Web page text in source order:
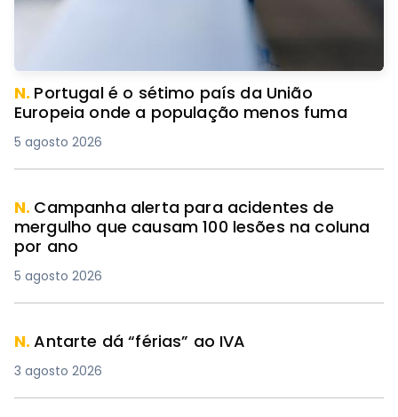
N. Portugal é o sétimo país da União
Europeia onde a população menos fuma
5 agosto 2026
N. Campanha alerta para acidentes de
mergulho que causam 100 lesões na coluna
por ano
5 agosto 2026
N.Antarte dá “férias” ao IVA
3 agosto 2026